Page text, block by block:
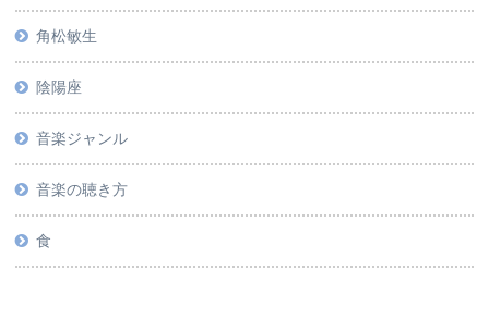
角松敏生
陰陽座
音楽ジャンル
音楽の聴き方
食